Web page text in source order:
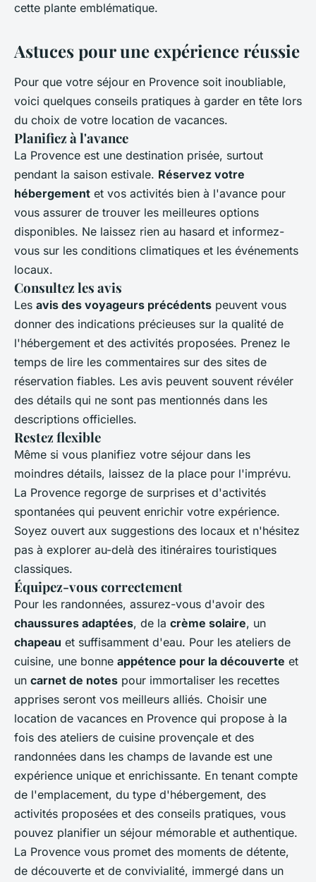
cette plante emblématique.
Astuces pour une expérience réussie
Pour que votre séjour en Provence soit inoubliable,
voici quelques conseils pratiques à garder en tête lors
du choix de votre location de vacances.
Planifiez à l'avance
La Provence est une destination prisée, surtout
pendant la saison estivale. Réservez votre
hébergement et vos activités bien à l'avance pour
vous assurer de trouver les meilleures options
disponibles. Ne laissez rien au hasard et informez-
vous sur les conditions climatiques et les événements
locaux.
Consultez les avis
Les avis des voyageurs précédents peuvent vous
donner des indications précieuses sur la qualité de
l'hébergement et des activités proposées. Prenez le
temps de lire les commentaires sur des sites de
réservation fiables. Les avis peuvent souvent révéler
des détails qui ne sont pas mentionnés dans les
descriptions officielles.
Restez flexible
Même si vous planifiez votre séjour dans les
moindres détails, laissez de la place pour l'imprévu.
La Provence regorge de surprises et d'activités
spontanées qui peuvent enrichir votre expérience.
Soyez ouvert aux suggestions des locaux et n'hésitez
pas à explorer au-delà des itinéraires touristiques
classiques.
Équipez-vous correctement
Pour les randonnées, assurez-vous d'avoir des
chaussures adaptées, de la crème solaire, un
chapeau et suffisamment d'eau. Pour les ateliers de
cuisine, une bonne appétence pour la découverte et
un carnet de notes pour immortaliser les recettes
apprises seront vos meilleurs alliés. Choisir une
location de vacances en Provence qui propose à la
fois des ateliers de cuisine provençale et des
randonnées dans les champs de lavande est une
expérience unique et enrichissante. En tenant compte
de l'emplacement, du type d'hébergement, des
activités proposées et des conseils pratiques, vous
pouvez planifier un séjour mémorable et authentique.
La Provence vous promet des moments de détente,
de découverte et de convivialité, immergé dans un